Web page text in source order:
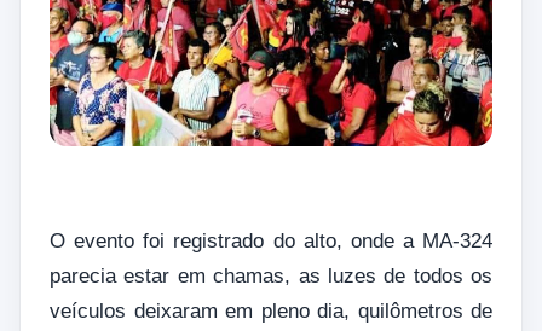
O evento foi registrado do alto, onde a MA-324
parecia estar em chamas, as luzes de todos os
veículos deixaram em pleno dia, quilômetros de